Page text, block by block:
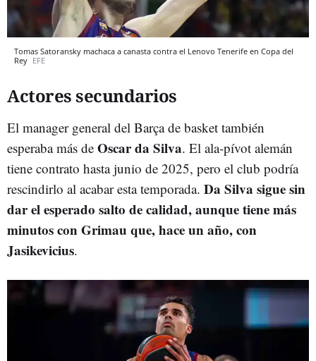
Tomas Satoransky machaca a canasta contra el Lenovo Tenerife en Copa del
Rey EFE
Actores secundarios
El manager general del Barça de basket también
esperaba más de Oscar da Silva. El ala-pívot alemán
tiene contrato hasta junio de 2025, pero el club podría
rescindirlo al acabar esta temporada. Da Silva sigue sin
dar el esperado salto de calidad, aunque tiene más
minutos con Grimau que, hace un año, con
Jasikevicius.